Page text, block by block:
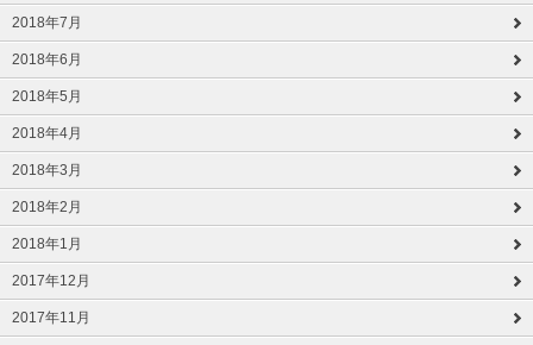
2018年7月
2018年6月
2018年5月
2018年4月
2018年3月
2018年2月
2018年1月
2017年12月
2017年11月